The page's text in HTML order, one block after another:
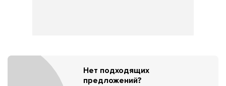
Нет подходящих
предложений?